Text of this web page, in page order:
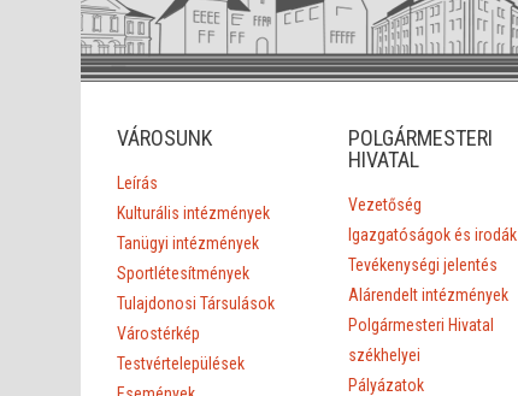
VÁROSUNK
Leírás
Kulturális intézmények
Tanügyi intézmények
Sportlétesítmények
Tulajdonosi Társulások
Várostérkép
Testvértelepülések
POLGÁRMESTERI
HIVATAL
Vezetőség
Igazgatóságok és irodák
Tevékenységi jelentés
Alárendelt intézmények
Polgármesteri Hivatal
székhelyei
Pályázatok